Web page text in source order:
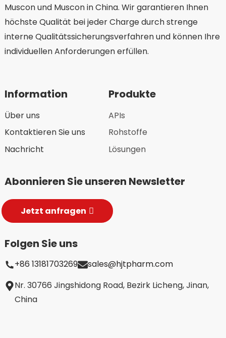
Muscon und Muscon in China. Wir garantieren Ihnen
höchste Qualität bei jeder Charge durch strenge
interne Qualitätssicherungsverfahren und können Ihre
individuellen Anforderungen erfüllen.
Information
Über uns
Kontaktieren Sie uns
Nachricht
Produkte
APIs
Rohstoffe
Lösungen
Abonnieren Sie unseren Newsletter
Jetzt anfragen
Folgen Sie uns
+86 13181703269
sales@hjtpharm.com
Nr. 30766 Jingshidong Road, Bezirk Licheng, Jinan,
China